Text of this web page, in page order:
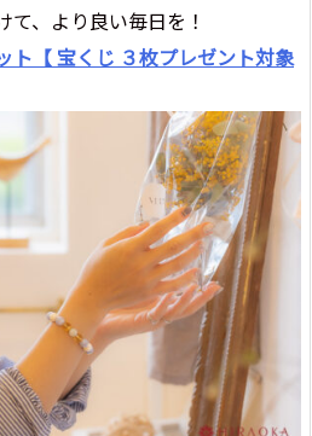
、より良い毎日を！
【 宝くじ ３枚プレゼント対象